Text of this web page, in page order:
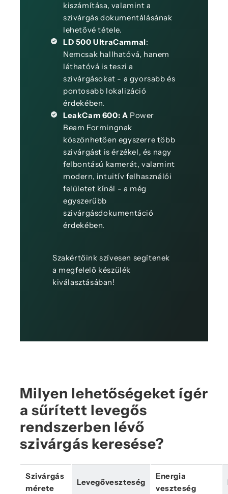
kiszámítása, valamint a
szivárgás dokumentálásának
lehetővé tétele.
LD 500 UltraCammal:
Nemcsak hallhatóvá, hanem
láthatóvá is teszi a
szivárgásokat - a gyorsabb és
pontosabb lokalizáció
érdekében.
LeakCam 600: A Power
Beam Formingnak
köszönhetően egyszerre több
szivárgást is érzékel, és nagy
felbontású kamerát, valamint
modern, intuitív felhasználói
felületet kínál - a még
egyszerűbb
szivárgásdokumentáció
érdekében.
Szakértőink szívesen segítenek
a megfelelő készülék
kiválasztásában!
Milyen lehetőségeket ígér
a sűrített levegős
rendszerben lévő
szivárgás keresése?
Szivárgás
mérete
Levegőveszteség
Energia
veszteség